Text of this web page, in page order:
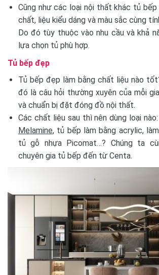
Cũng như các loại nội thất khác tủ
chất, liệu kiểu dáng và màu sắc cùng
Do đó tùy thuộc vào nhu cầu và khả
lựa chọn tủ phù hợp.
Tủ bếp đẹp
Tủ bếp đẹp làm bằng chất liệu nào
đó là câu hỏi thường xuyên của mỗi
và chuẩn bị đặt đóng đồ nội thất.
Các chất liệu sau thì nên dùng loại
Melamine, tủ bếp làm bằng acrylic,
tủ gỗ nhựa Picomat…? Chúng ta
chuyên gia tủ bếp đến từ Centa.